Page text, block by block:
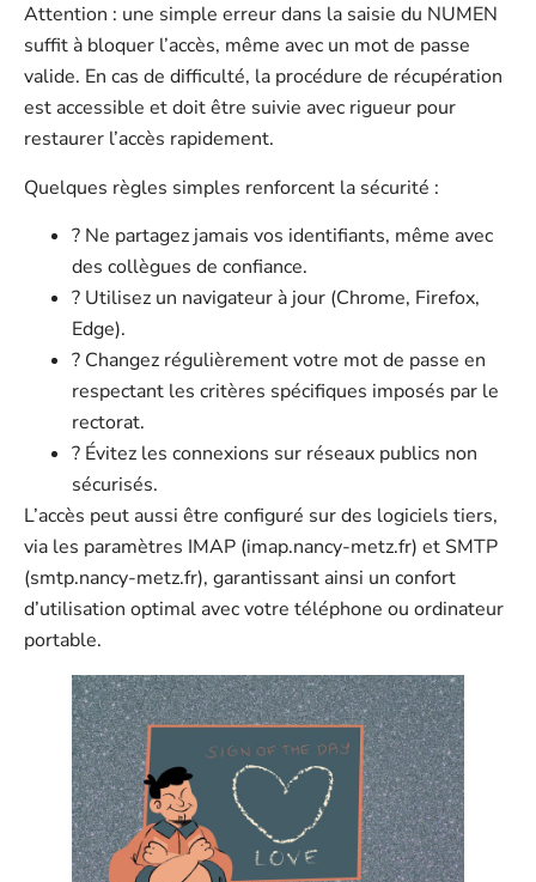
Attention : une simple erreur dans la saisie du NUMEN
suffit à bloquer l’accès, même avec un mot de passe
valide. En cas de difficulté, la procédure de récupération
est accessible et doit être suivie avec rigueur pour
restaurer l’accès rapidement.
Quelques règles simples renforcent la sécurité :
? Ne partagez jamais vos identifiants, même avec
des collègues de confiance.
?️ Utilisez un navigateur à jour (Chrome, Firefox,
Edge).
? Changez régulièrement votre mot de passe en
respectant les critères spécifiques imposés par le
rectorat.
? Évitez les connexions sur réseaux publics non
sécurisés.
L’accès peut aussi être configuré sur des logiciels tiers,
via les paramètres IMAP (imap.nancy-metz.fr) et SMTP
(smtp.nancy-metz.fr), garantissant ainsi un confort
d’utilisation optimal avec votre téléphone ou ordinateur
portable.